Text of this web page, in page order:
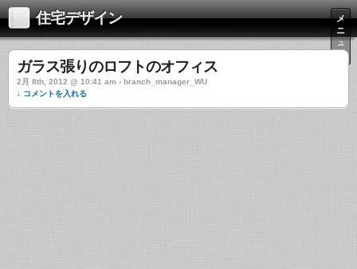
住宅デザイン
メ
ニ
ュ
ー
ガラス張りのロフトのオフィス
2月 8th, 2012 @ 10:41 am › branch_manager_WU
↓ コメントを入れる